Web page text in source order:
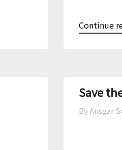
Continue
Save
By Ansgar